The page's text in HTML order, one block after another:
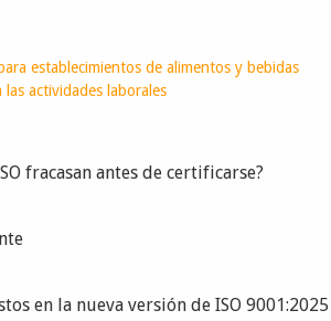
establecimientos de alimentos y bebidas
actividades laborales
fracasan antes de certificarse?
en la nueva versión de ISO 9001:2025